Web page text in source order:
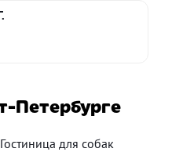
Петербурге
Гостиница для собак